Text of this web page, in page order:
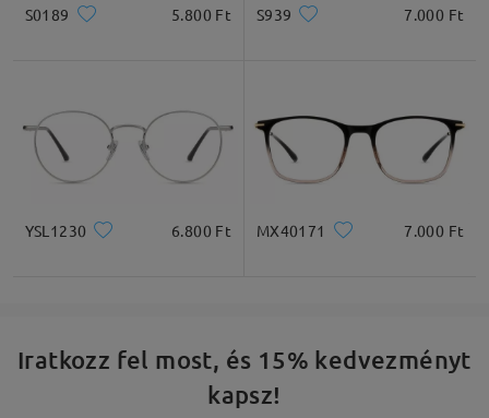
S0189 5.800 Ft S939 7.000 Ft
YSL1230 6.800 Ft MX40171 7.000 Ft
Iratkozz fel most, és 15% kedvezményt
kapsz!